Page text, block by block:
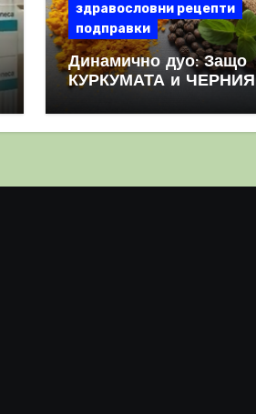
здравословни рецепти
подправки
Динамично дуо: Защо
КУРКУМАТА и ЧЕРНИЯ
комбинация